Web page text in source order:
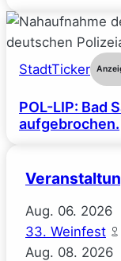
StadtTicker
POL-LIP: Bad
aufgebrochen.
Aug. 06. 2026
33. Weinfest
Aug. 08. 2026